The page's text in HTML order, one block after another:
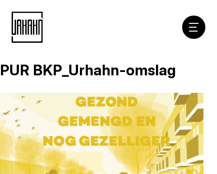
Naar
PUR BKP_Urhahn-omslag